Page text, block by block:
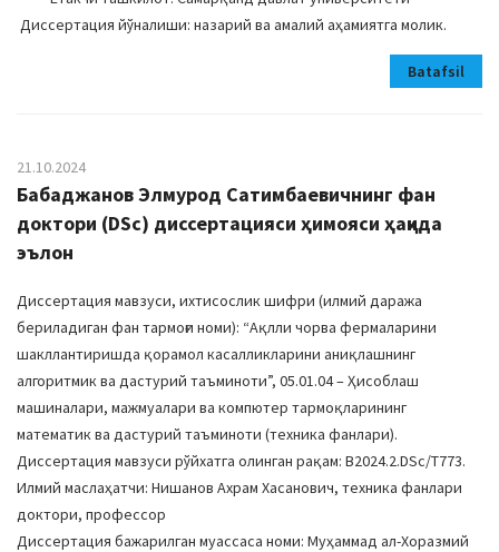
Диссертация йўналиши: назарий ва амалий аҳамиятга молик.
Batafsil
21.10.2024
Бабаджанов Элмурод Сатимбаевичнинг фан
доктори (DSc) диссертацияси ҳимояси ҳақида
эълон
Диссертация мавзуси, ихтисослик шифри (илмий даража
бериладиган фан тармоғи номи): “Ақлли чорва фермаларини
шакллантиришда қорамол касалликларини аниқлашнинг
алгоритмик ва дастурий таъминоти”, 05.01.04 – Ҳисоблаш
машиналари, мажмуалари ва компютер тармоқларининг
математик ва дастурий таъминоти (техника фанлари).
Диссертация мавзуси рўйхатга олинган рақам: В2024.2.DSc/Т773.
Илмий маслаҳатчи: Нишанов Ахрам Хасанович, техника фанлари
доктори, профессор
Диссертация бажарилган муассаса номи: Муҳаммад ал-Хоразмий